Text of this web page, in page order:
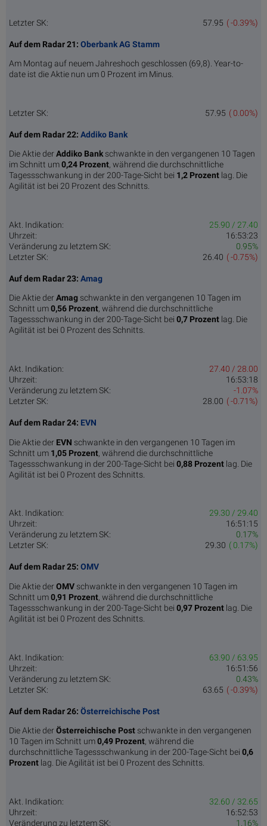
Letzter SK: ( -0.39%)
57.95
Auf dem Radar 21: Oberbank AG Stamm
Am Montag auf neuem Jahreshoch geschlossen (69,8). Year-to-
date ist die Aktie nun um 0 Prozent im Minus.
Letzter SK: ( 0.00%)
57.95
Auf dem Radar 22: Addiko Bank
Die Aktie derAddiko Bankschwankte in den vergangenen 10 Tagen
im Schnitt um0,24 Pro­zent, während die durchschnittliche
Tagessschwankung in der 200-Tage-Sicht bei 1,2 Prozent lag. Die
Agilität ist bei 20 Prozent des Schnitts.
Akt. Indikation:
25.90 / 27.40
Uhrzeit:
16:53:23
Veränderung zu letztem SK:
0.95%
Letzter SK:
( -0.75%)
26.40
Auf dem Radar 23: Amag
Die Aktie derAmag schwankte in den vergangenen 10 Tagen im
Schnitt um0,56 Pro­zent, während die durchschnittliche
Tagessschwankung in der 200-Tage-Sicht bei 0,7 Prozent lag. Die
Agilität ist bei 0 Prozent des Schnitts.
Akt. Indikation:
27.40 / 28.00
Uhrzeit:
16:53:18
Veränderung zu letztem SK:
-1.07%
Letzter SK:
( -0.71%)
28.00
Auf dem Radar 24: EVN
Die Aktie der EVN schwankte in den vergangenen 10 Tagen im
Schnitt um 1,05 Pro­zent, während die durchschnittliche
Tagessschwankung in der 200-Tage-Sicht bei 0,88 Prozent lag. Die
Agilität ist bei 0 Prozent des Schnitts.
Akt. Indikation:
29.30 / 29.40
Uhrzeit:
16:51:15
Veränderung zu letztem SK:
0.17%
Letzter SK:
( 0.17%)
29.30
Auf dem Radar 25: OMV
Die Aktie derOMV schwankte in den vergangenen 10 Tagen im
Schnitt um0,91 Pro­zent, während die durchschnittliche
Tagessschwankung in der 200-Tage-Sicht bei 0,97 Prozent lag. Die
Agilität ist bei 0 Prozent des Schnitts.
Akt. Indikation:
63.90 / 63.95
Uhrzeit:
16:51:56
Veränderung zu letztem SK:
0.43%
Letzter SK:
( -0.39%)
63.65
Auf dem Radar 26: Österreichische Post
Die Aktie derÖsterreichische Post schwankte in den vergangenen
10 Tagen im Schnitt um0,49 Pro­zent, während die
durchschnittliche Tagessschwankung in der 200-Tage-Sicht bei 0,6
Prozent lag. Die Agilität ist bei 0 Prozent des Schnitts.
Akt. Indikation:
32.60 / 32.65
Uhrzeit:
16:52:53
Veränderung zu letztem SK:
1.16%